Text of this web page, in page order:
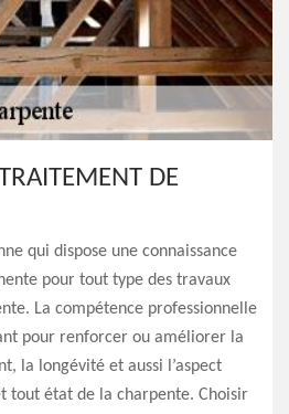
DE
qui dispose une connaissance
pour tout type des travaux
La compétence professionnelle
pour renforcer ou améliorer la
la longévité et aussi l’aspect
tout état de la charpente. Choisir